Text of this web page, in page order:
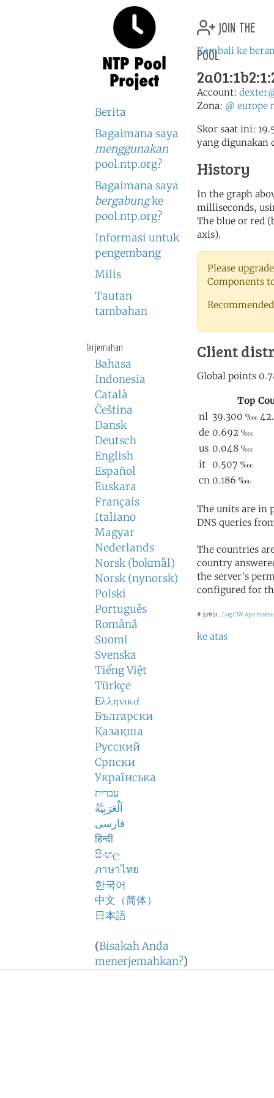
Berita
Bagaimana saya
menggunakan
pool.ntp.org?
Bagaimana saya
bergabungke
pool.ntp.org?
Informasi untuk
pengembang
Milis
Tautan
tambahan
Terjemahan
Bahasa
Indonesia
Català
Čeština
Dansk
Deutsch
English
Español
Euskara
Français
Italiano
Magyar
Nederlands
Norsk (bokmål)
Norsk (nynorsk)
Polski
Português
Română
Suomi
Svenska
Tiếng Việt
Türkçe
Ελληνικά
Български
Қазақша
Русский
Српски
Українська
עברית
اَلْعَرَبِيَّةُ
فارسی
हिन्दी
සිංහල
ภาษาไทย
한국어
中文（简体）
日本語
(Bisakah Anda
menerjemahkan?)
join the
pool
Kembali ke
Account:
Zona: @ europe
Skor saat ini:
yang digunakan
History
In the graph
milliseconds,
The blue or red
axis).
Please
Components
Client
The units are in
DNS queries
The countries
country
the server's
configured for
# 57851 , Log CSVApa
ke atas